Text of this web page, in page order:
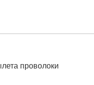
проволоки